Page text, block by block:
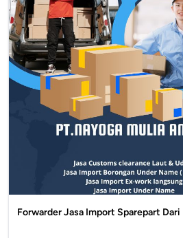
Forwarder Jasa Import Sparepart Dari